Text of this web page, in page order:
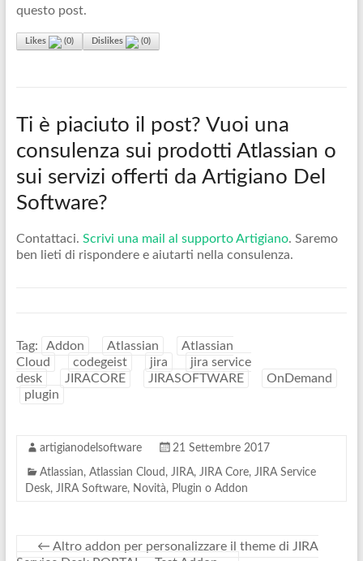
questo post.
Likes (0) Dislikes (0)
Ti è piaciuto il post? Vuoi una
consulenza sui prodotti Atlassian o
sui servizi offerti da Artigiano Del
Software?
Contattaci. Scrivi una mail al supporto Artigiano. Saremo
ben lieti di rispondere e aiutarti nella consulenza.
Tag: Addon Atlassian
Atlassian
Cloud
codegeist jira
jira service
desk
JIRACORE JIRASOFTWARE
OnDemand
plugin
artigianodelsoftware 21 Settembre 2017
Atlassian, Atlassian Cloud , JIRA, JIRA Core, JIRA Service
Desk, JIRA Software, Novità, Plugin o Addon
← Altro addon per personalizzare il theme di JIRA